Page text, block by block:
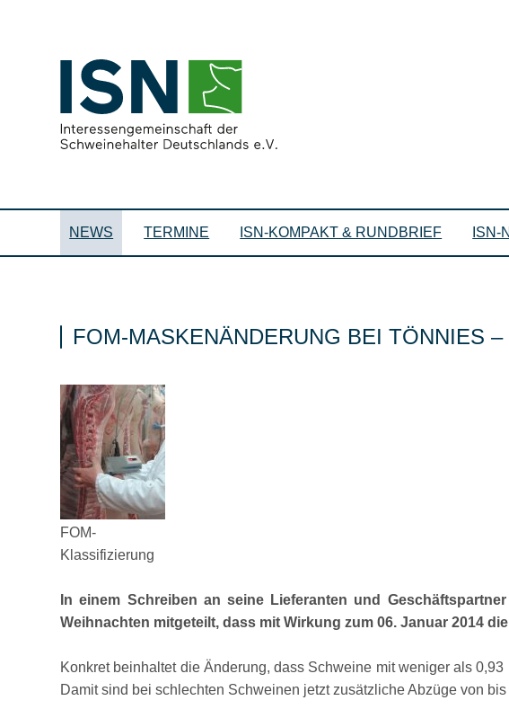
NEWS TERMINE ISN-KOMPAKT & RUNDBRIEF ISN-
FOM-MASKENÄNDERUNG BEI TÖNNIES
FOM-
Klassifizierung
In einem Schreiben an seine Lieferanten und
Weihnachten mitgeteilt, dass mit Wirkung zum 06. Januar 2014
Konkret beinhaltet die Änderung, dass Schweine mit weniger als
Damit sind bei schlechten Schweinen jetzt zusätzliche Abzüge von